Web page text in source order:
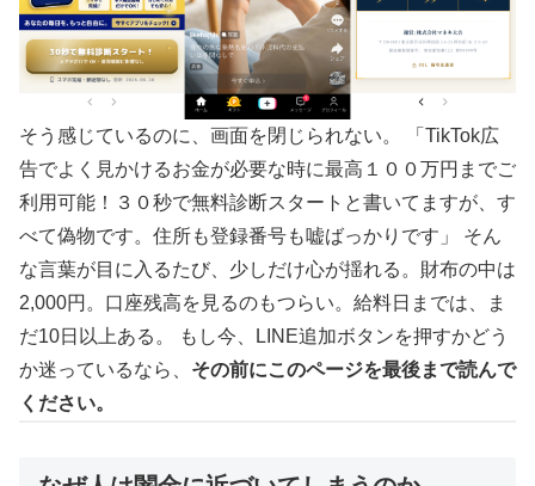
そう感じているのに、画面を閉じられない。 「TikTok広
告でよく見かけるお金が必要な時に最高１００万円までご
利用可能！３０秒で無料診断スタートと書いてますが、す
べて偽物です。住所も登録番号も嘘ばっかりです」 そん
な言葉が目に入るたび、少しだけ心が揺れる。財布の中は
2,000円。口座残高を見るのもつらい。給料日までは、ま
だ10日以上ある。 もし今、LINE追加ボタンを押すかどう
か迷っているなら、 その前にこのページを最後まで読んで
ください。